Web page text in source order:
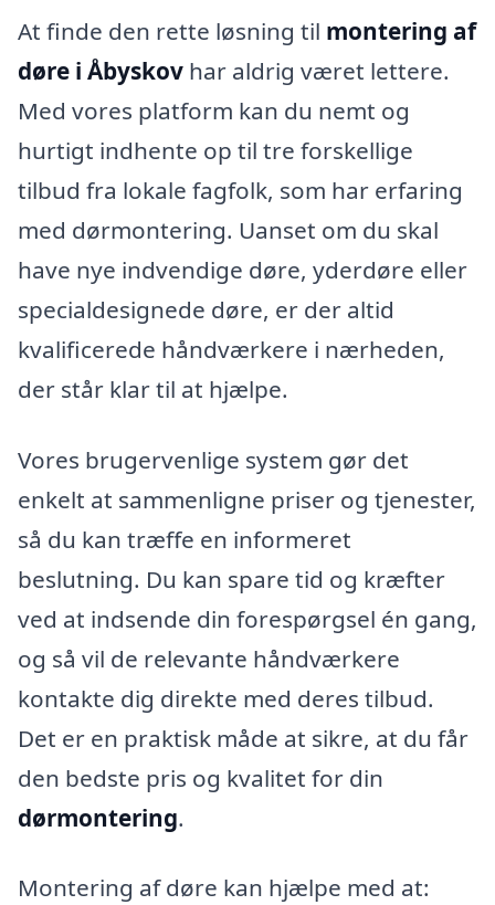
At finde den rette løsning til montering af
døre i Åbyskov har aldrig været lettere.
Med vores platform kan du nemt og
hurtigt indhente op til tre forskellige
tilbud fra lokale fagfolk, som har erfaring
med dørmontering. Uanset om du skal
have nye indvendige døre, yderdøre eller
specialdesignede døre, er der altid
kvalificerede håndværkere i nærheden,
der står klar til at hjælpe.
Vores brugervenlige system gør det
enkelt at sammenligne priser og tjenester,
så du kan træffe en informeret
beslutning. Du kan spare tid og kræfter
ved at indsende din forespørgsel én gang,
og så vil de relevante håndværkere
kontakte dig direkte med deres tilbud.
Det er en praktisk måde at sikre, at du får
den bedste pris og kvalitet for din
dørmontering.
Montering af døre kan hjælpe med at: